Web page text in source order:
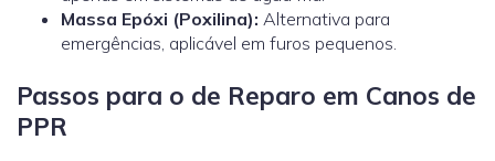
Massa Epóxi (Poxilina): Alternativa para
emergências, aplicável em furos pequenos.
Passos para o de Reparo em Canos de
PPR